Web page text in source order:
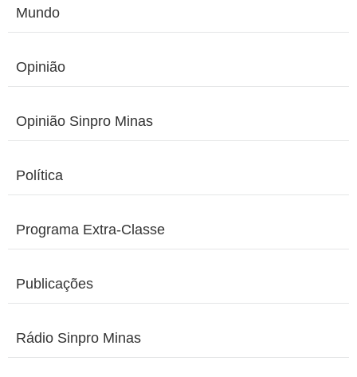
Mundo
Opinião
Opinião Sinpro Minas
Política
Programa Extra-Classe
Publicações
Rádio Sinpro Minas